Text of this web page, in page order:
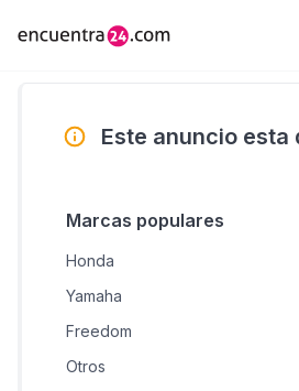
Este anuncio
Marcas populares
Honda
Yamaha
Freedom
Otros